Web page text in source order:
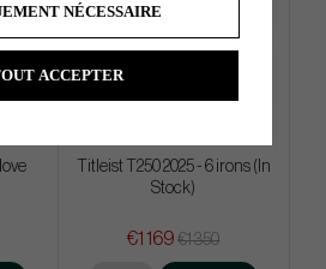
Titleist T250 2025 - 6 irons (In
Stock)
€1 169 €1 350
NÉCESSAIRE
ACCEPTER